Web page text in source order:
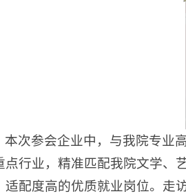
本次参会企业中，与我院专业
点行业，精准匹配我院文学、
适配度高的优质就业岗位。走